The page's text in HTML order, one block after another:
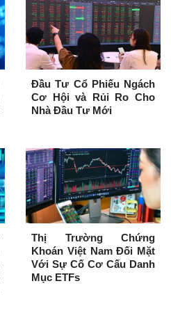
Đầu Tư Cổ Phiếu Ngách
Cơ Hội và Rủi Ro Cho
Nhà Đầu Tư Mới
Thị Trường Chứng
Khoán Việt Nam Đối Mặt
Với Sự Cố Cơ Cấu Danh
Mục ETFs